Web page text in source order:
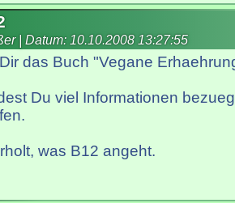
| Datum: 10.10.2008 13:27:55
das Buch "Vegane
Du viel Informationen
was B12 angeht.